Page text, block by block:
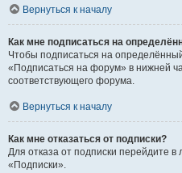
Вернуться к началу
Как мне подписаться на
Чтобы подписаться на
«Подписаться на форум» в нижней
соответствующего форума.
Вернуться к началу
Как мне отказаться от подписки?
Для отказа от подписки перейдите
«Подписки».